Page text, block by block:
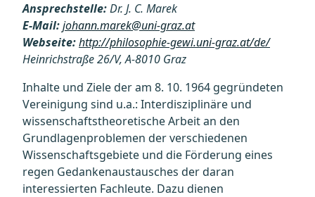
Ansprechstelle:Dr. J. C. Marek
E-Mail:johann.marek@uni-graz.at
Webseite:http://philosophie-gewi.uni-graz.at/de/
Heinrichstraße 26/V, A-8010 Graz
Inhalte und Ziele der am 8. 10. 1964 gegründeten
Vereinigung sind u.a.: Interdisziplinäre und
wissenschaftstheoretische Arbeit an den
Grundlagenproblemen der verschiedenen
Wissenschaftsgebiete und die Förderung eines
regen Gedankenaustausches der daran
interessierten Fachleute. Dazu dienen